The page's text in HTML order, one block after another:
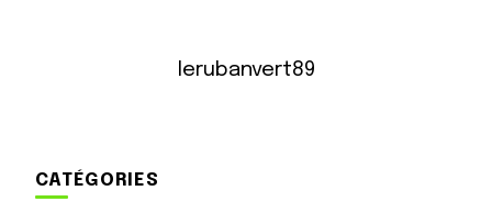
lerubanvert89
CATÉGORIES